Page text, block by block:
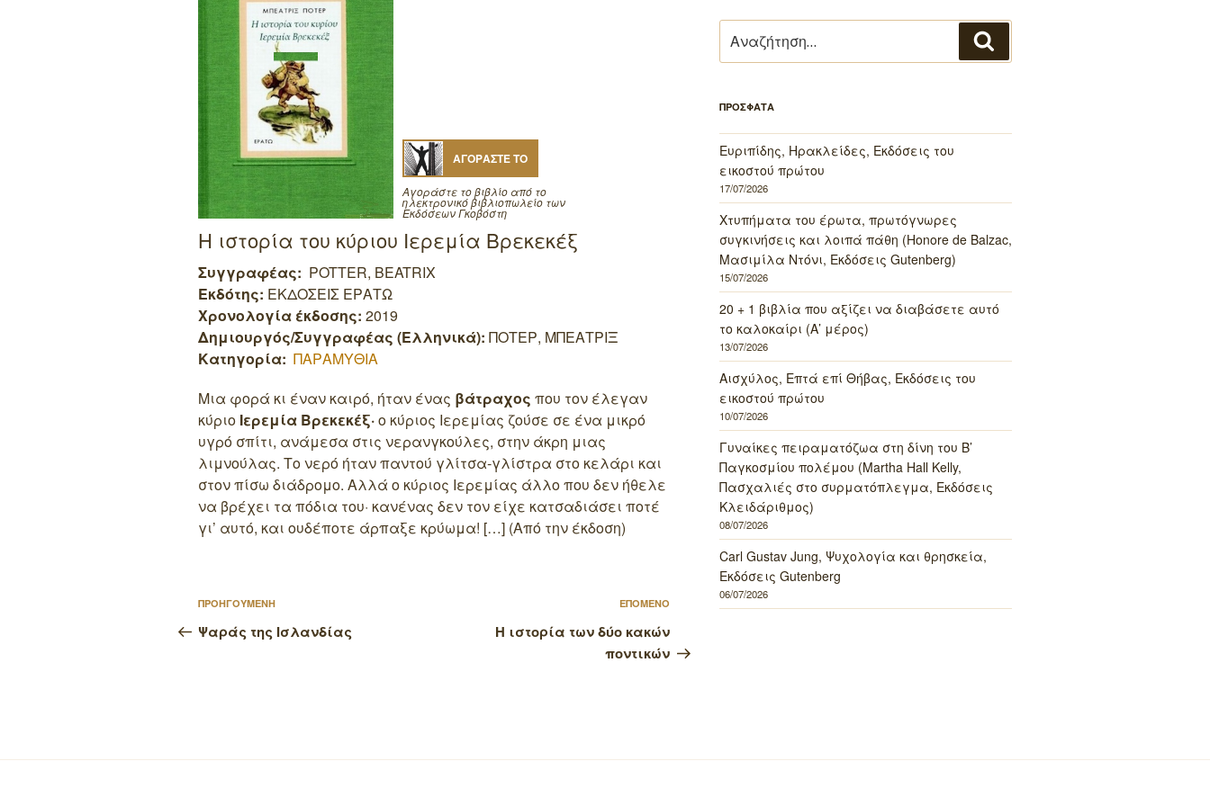
ΑΓΟΡΑΣΤΕ ΤΟ
Αγοράστε το βιβλίο από το
ηλεκτρονικό βιβλιοπωλείο των
Εκδόσεων Γκοβόστη
Η ιστορία του κύριου Ιερεμία Βρεκεκέξ
Συγγραφέας: POTTER, BEATRIX
Εκδότης: ΕΚΔΟΣΕΙΣ ΕΡΑΤΩ
Χρονολογία έκδοσης: 2019
Δημιουργός/Συγγραφέας (Ελληνικά): ΠΟΤΕΡ, ΜΠΕΑΤΡΙΞ
Κατηγορία: ΠΑΡΑΜΥΘΙΑ
Μια φορά κι έναν καιρό, ήταν ένας βάτραχος που τον έλεγαν
κύριο Ιερεμία Βρεκεκέξ·ο κύριος Ιερεμίας ζούσε σε ένα μικρό
υγρό σπίτι, ανάμεσα στις νερανγκούλες, στην άκρη μιας
λιμνούλας. Το νερό ήταν παντού γλίτσα-γλίστρα στο κελάρι και
στον πίσω διάδρομο. Αλλά ο κύριος Ιερεμίας άλλο που δεν ήθελε
να βρέχει τα πόδια του· κανένας δεν τον είχε κατσαδιάσει ποτέ
γι’ αυτό, και ουδέποτε άρπαξε κρύωμα! […] (Από την έκδοση)
Πλοήγηση
άρθρων
Προηγούμενο
άρθρο
ΠΡΟΗΓΟΥΜΕΝΗ
Ψαράς της Ισλανδίας
Επόμενο
άρθρο
ΕΠΟΜΕΝΟ
Η ιστορία των δύο κακών
ποντικών
για:
ΠΡΟΣΦΑΤΑ
Ευριπίδης, Ηρακλείδες, Εκδόσεις του
εικοστού πρώτου
17/07/2026
Χτυπήματα του έρωτα, πρωτόγνωρες
συγκινήσεις και λοιπά πάθη (Honore de Balzac,
Μασιμίλα Ντόνι, Εκδόσεις Gutenberg)
15/07/2026
20 + 1 βιβλία που αξίζει να διαβάσετε αυτό
το καλοκαίρι (Α’ μέρος)
13/07/2026
Αισχύλος, Επτά επί Θήβας, Εκδόσεις του
εικοστού πρώτου
10/07/2026
Γυναίκες πειραματόζωα στη δίνη του Β’
Παγκοσμίου πολέμου (Martha Hall Kelly,
Πασχαλιές στο συρματόπλεγμα, Εκδόσεις
Κλειδάριθμος)
08/07/2026
Carl Gustav Jung, Ψυχολογία και θρησκεία,
Εκδόσεις Gutenberg
06/07/2026